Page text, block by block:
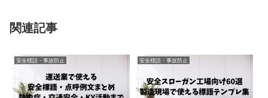
関連記事
安全標語・事故防止 安全標語・事故防止